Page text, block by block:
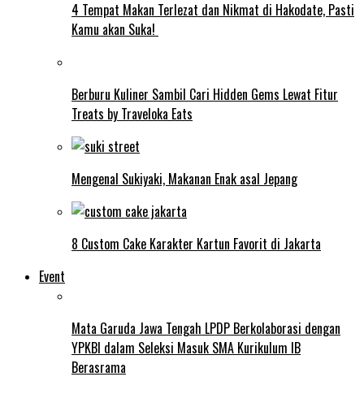
4 Tempat Makan Terlezat dan Nikmat di Hakodate, Pasti
Kamu akan Suka!
Berburu Kuliner Sambil Cari Hidden Gems Lewat Fitur
Treats by Traveloka Eats
Mengenal Sukiyaki, Makanan Enak asal Jepang
8 Custom Cake Karakter Kartun Favorit di Jakarta
Event
Mata Garuda Jawa Tengah LPDP Berkolaborasi dengan
YPKBI dalam Seleksi Masuk SMA Kurikulum IB
Berasrama